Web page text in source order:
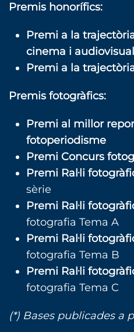
Premis honorífics:
Premi a la
cinema i
Premi a la
Premis fotogràfics:
Premi al millor
fotoperiodisme
Premi Concurs
Premi Ral·li
sèrie
Premi Ral·li
fotografia Tema A
Premi Ral·li
fotografia Tema B
Premi Ral·li
fotografia Tema C
(*) Bases publicades a